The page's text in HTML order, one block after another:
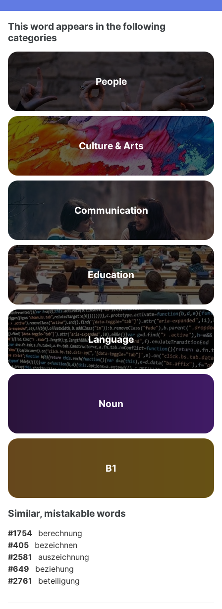
This word appears in the following
categories
People
Culture & Arts
Communication
Education
Language
Noun
B1
Similar, mistakable words
#1754
berechnung
#405
bezeichnen
#2581
auszeichnung
#649
beziehung
#2761
beteiligung